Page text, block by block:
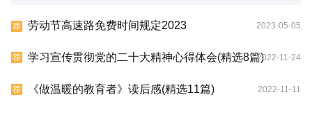
荐 劳动节高速路免费时间规定2023 2023-05-05
荐 学习宣传贯彻党的二十大精神心得体会(精选8篇)2022-11-24
荐 《做温暖的教育者》读后感(精选11篇) 2022-11-11